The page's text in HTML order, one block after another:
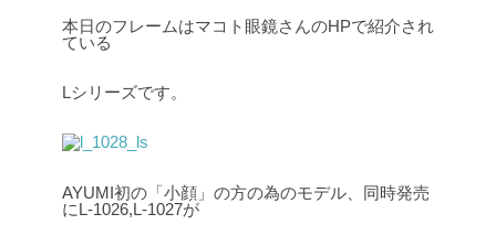
本日のフレームはマコト眼鏡さんのHPで紹介され
ている
Lシリーズです。
AYUMI初の「小顔」の方の為のモデル、同時発売
にL-1026,L-1027が